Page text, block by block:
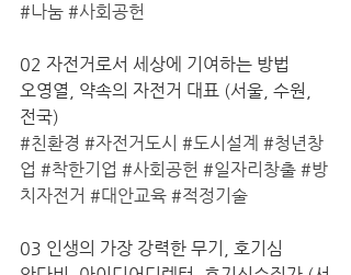
#나눔 #사회공헌
02 자전거로서 세상에 기여하는 방법
오영열, 약속의 자전거 대표 (서울, 수원,
전국)
#친환경 #자전거도시 #도시설계 #청년창
업 #착한기업 #사회공헌 #일자리창출 #방
치자전거 #대안교육 #적정기술
03 인생의 가장 강력한 무기, 호기심